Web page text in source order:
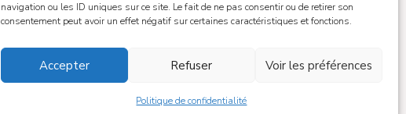
navigation ou les ID uniques sur ce site. Le fait de ne pas consentir ou de retirer son
consentement peut avoir un effet négatif sur certaines caractéristiques et fonctions.
Accepter Refuser Voir les préférences
Politique de confidentialité